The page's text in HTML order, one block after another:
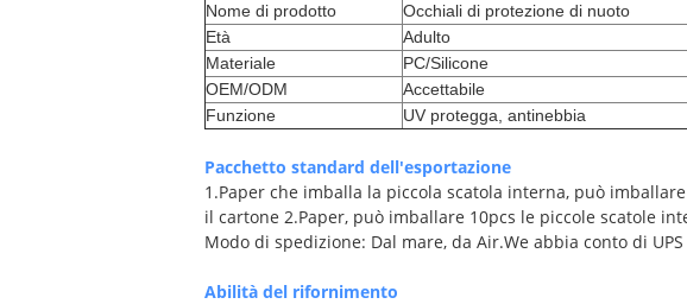
Nome di prodotto
Occhiali di protezione di nuoto
Età
Adulto
Materiale
PC/Silicone
OEM/ODM
Accettabile
Funzione
UV protegga, antinebbia
Pacchetto standard dell'esportazione
1.Paper che imballa la piccola scatola interna, può
il cartone 2.Paper, può imballare 10pcs le piccole scatole
Modo di spedizione: Dal mare, da Air.We abbia conto di
Abilità del rifornimento